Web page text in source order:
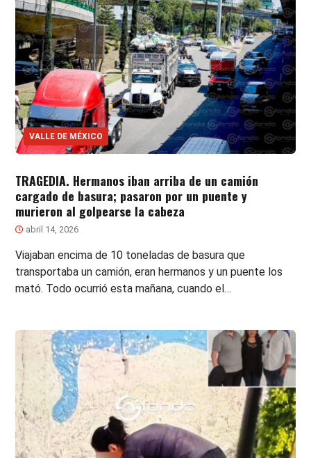
VALLE DE MÉXICO
TRAGEDIA. Hermanos iban arriba de un camión
cargado de basura; pasaron por un puente y
murieron al golpearse la cabeza
abril 14, 2026
Viajaban encima de 10 toneladas de basura que
transportaba un camión, eran hermanos y un puente los
mató. Todo ocurrió esta mañana, cuando el…